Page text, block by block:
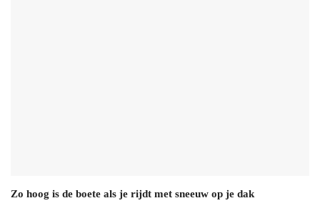
Zo hoog is de boete als je rijdt met sneeuw op je dak